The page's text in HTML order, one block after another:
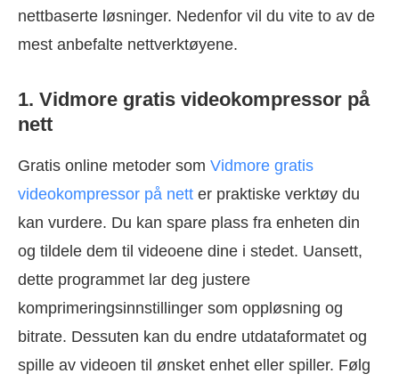
nettbaserte løsninger. Nedenfor vil du vite to av de
mest anbefalte nettverktøyene.
1. Vidmore gratis videokompressor på
nett
Gratis online metoder som Vidmore gratis
videokompressor på nett er praktiske verktøy du
kan vurdere. Du kan spare plass fra enheten din
og tildele dem til videoene dine i stedet. Uansett,
dette programmet lar deg justere
komprimeringsinnstillinger som oppløsning og
bitrate. Dessuten kan du endre utdataformatet og
spille av videoen til ønsket enhet eller spiller. Følg